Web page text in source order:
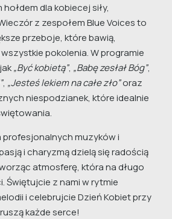
dla kobiecej siły,
z zespołem Blue Voices to
przeboje, które bawią,
pokolenia. W programie
„Być kobietą”, „Babę zesłał Bóg”,
, „Jesteś lekiem na całe zło”oraz
niespodzianek, które idealnie
profesjonalnych muzyków i
i charyzmą dzielą się radością
atmosferę, która na długo
Świętujcie z nami w rytmie
i celebrujcie Dzień Kobiet przy
każde serce!